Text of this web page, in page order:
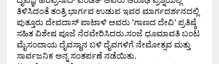
ತಿಳಿಸಿದಂತೆ ತಂತ್ರಿ ಭಾರ್ಗವ ಉಡುಪ ಇವರ ಮಾರ್ಗದರ್ಶನದಲ್ಲಿ
ಪುತ್ತೂರು ದೇವದಾಸ್ ಪಾಟಾಳಿ ಅವರು ’ಗಾಣದ ದೇವಿ’ ಪ್ರತಿಷ್ಠೆ
ಸಹಿತ ವಿಶೇಷ ಪೂಜೆ ನೆರವೇರಿಸಿದರು.ಸಂಜೆ ಧೂಮಾವತಿ ಬಂಟ
ಮೈಸಂದಾಯ ದೈವಸ್ಥಾನ ಬಳಿ ದೈವಗಳಿಗೆ ನೇಮೋತ್ಸವ ಮತ್ತು
ಸಾರ್ವಜನಿಕ ಅನ್ನ ಸಂತರ್ಪಣೆ ನಡೆಯಿತು.